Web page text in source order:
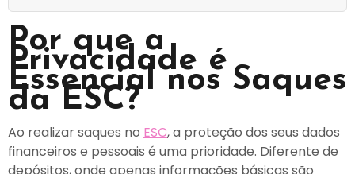
Por que a
Privacidade é
Essencial nos Saques
da ESC?
Ao realizar saques no ESC, a proteção dos seus dados
financeiros e pessoais é uma prioridade. Diferente de